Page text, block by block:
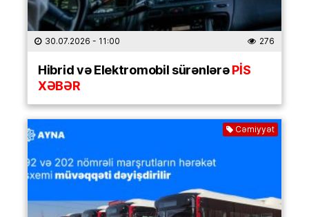
30.07.2026 - 11:00 276
Hibrid və Elektromobil sürənlərəPİS
XƏBƏR
Cəmiyyət